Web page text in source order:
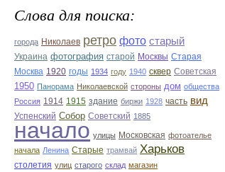
Слова для поиска:
города Николаев ретро фото старый
Украина фотография старой Москвы Старая
Москва 1920 годы 1934 году 1940 сквер Советская
1950 Панорама Николаевской стороны дом общества
Россия 1914 1915 здание биржи 1928 часть вид
Успенский Собор Советский 1885
начало улицы Московская фотоателье
начала Ленина Старые трамвай Харьков
столетия улиц старого склад магазин